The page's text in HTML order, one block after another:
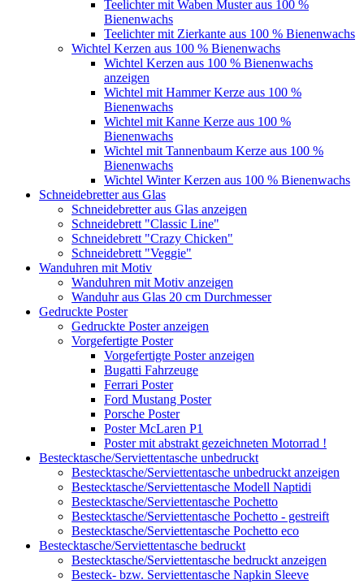
Teelichter mit Waben Muster aus 100 %
Bienenwachs
Teelichter mit Zierkante aus 100 % Bienenwachs
Wichtel Kerzen aus 100 % Bienenwachs
Wichtel Kerzen aus 100 % Bienenwachs
anzeigen
Wichtel mit Hammer Kerze aus 100 %
Bienenwachs
Wichtel mit Kanne Kerze aus 100 %
Bienenwachs
Wichtel mit Tannenbaum Kerze aus 100 %
Bienenwachs
Wichtel Winter Kerzen aus 100 % Bienenwachs
Schneidebretter aus Glas
Schneidebretter aus Glas anzeigen
Schneidebrett "Classic Line"
Schneidebrett "Crazy Chicken"
Schneidebrett "Veggie"
Wanduhren mit Motiv
Wanduhren mit Motiv anzeigen
Wanduhr aus Glas 20 cm Durchmesser
Gedruckte Poster
Gedruckte Poster anzeigen
Vorgefertigte Poster
Vorgefertigte Poster anzeigen
Bugatti Fahrzeuge
Ferrari Poster
Ford Mustang Poster
Porsche Poster
Poster McLaren P1
Poster mit abstrakt gezeichneten Motorrad !
Bestecktasche/Serviettentasche unbedruckt
Bestecktasche/Serviettentasche unbedruckt anzeigen
Bestecktasche/Serviettentasche Modell Naptidi
Bestecktasche/Serviettentasche Pochetto
Bestecktasche/Serviettentasche Pochetto - gestreift
Bestecktasche/Serviettentasche Pochetto eco
Bestecktasche/Serviettentasche bedruckt
Bestecktasche/Serviettentasche bedruckt anzeigen
Besteck- bzw. Serviettentasche Napkin Sleeve